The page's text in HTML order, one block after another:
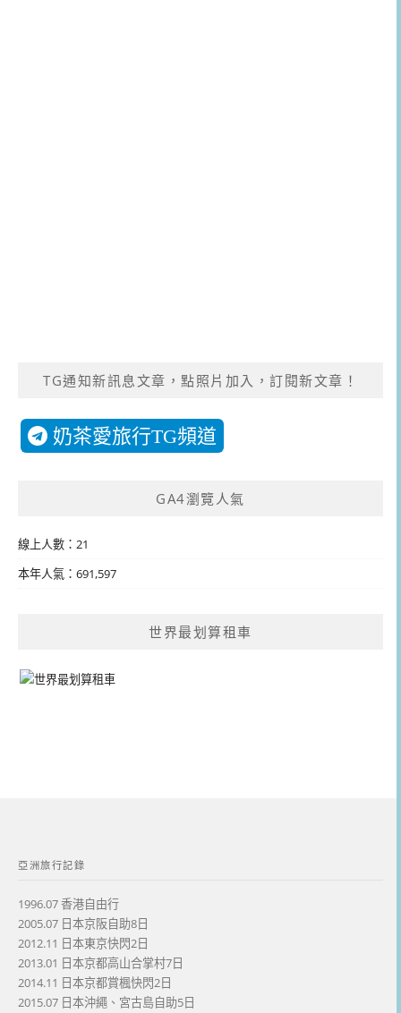
TG通知新訊息文章，點照片加入，訂閱新文章！
奶茶愛旅行TG頻道
GA4瀏覽人氣
線上人數：21
本年人氣：691,597
世界最划算租車
亞洲旅行記錄
1996.07 香港自由行
2005.07 日本京阪自助8日
2012.11 日本東京快閃2日
2013.01 日本京都高山合掌村7日
2014.11 日本京都賞楓快閃2日
2015.07 日本沖繩、宮古島自助5日